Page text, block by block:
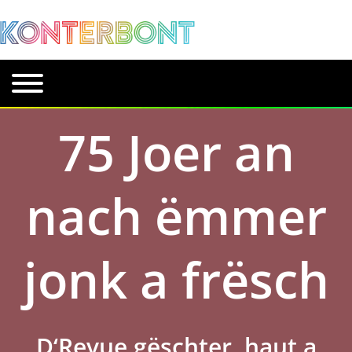
75 Joer an
nach ëmmer
jonk a frësch